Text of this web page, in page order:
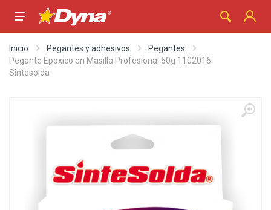
Inicio Pegantes y adhesivos
Pegantes
Pegante Epoxico en Masilla Profesional 50g 1102016
Sintesolda